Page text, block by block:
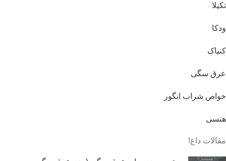
تکیلا
ودکا
کنیاک
عرق سگی
خواص شراب انگور
هنسی
مقالات داغ!